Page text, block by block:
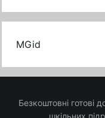
MGid
Безкоштовні готові